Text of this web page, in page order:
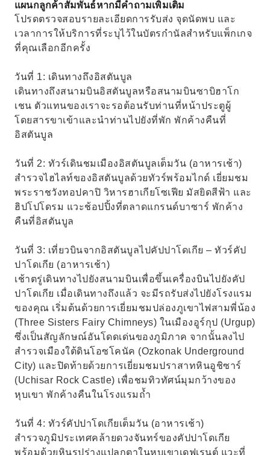
สีขาวและสระน้ำ
แผนกลูกค้าสัมพันธ์หากมีคำถามเพิ่มเติม
โปรดตรวจสอบรายละเอียดการรับส่ง จุดนัดพบ และ
เวลาการให้บริการที่ระบุไว้ในบัตรกำนัลสำหรับแพ็กเกจ
ที่คุณเลือกอีกครั้ง
วันที่ 1: เดินทางถึงอิสตันบูล
เดินทางถึงสนามบินอิสตันบูลหรือสนามบินซาบิฮาโก
เชน ตัวแทนของเราจะรอต้อนรับท่านที่หน้าประตูผู้
โดยสารขาเข้าและนำท่านไปยังที่พัก พักค้างคืนที่
อิสตันบูล
วันที่ 2: ทัวร์เดินชมเมืองอิสตันบูลเต็มวัน (อาหารเช้า)
สำรวจไฮไลท์ของอิสตันบูลด้วยทัวร์พร้อมไกด์ เยี่ยมชม
พระราชวังทอปคาปิ วิหารฮาเกียโซเฟีย มัสยิดสีฟ้า และ
ฮิปโปโดรม แวะช้อปปิ้งที่ตลาดแกรนด์บาซาร์ พักค้าง
คืนที่อิสตันบูล
วันที่ 3: เที่ยวบินจากอิสตันบูลไปคัปปาโดเกีย – ทัวร์คัป
ปาโดเกีย (อาหารเช้า)
เช้าตรู่เดินทางไปยังสนามบินเพื่อขึ้นเครื่องบินไปยังคัป
ปาโดเกีย เมื่อเดินทางถึงแล้ว จะมีรถรับส่งไปยังโรงแรม
ของคุณ เริ่มต้นด้วยการเยี่ยมชมปล่องภูเขาไฟสามพี่น้อง
(Three Sisters Fairy Chimneys) ในเมืองอูร์กุป (Urgup)
ซึ่งเป็นสัญลักษณ์อันโดดเด่นของภูมิภาค จากนั้นลงไป
สำรวจเมืองใต้ดินโอซโคนัค (Ozkonak Underground
City) และปิดท้ายด้วยการเยี่ยมชมปราสาทหินอูชิซาร์
(Uchisar Rock Castle) เพื่อชมทิวทัศน์มุมกว้างของ
หุบเขา พักค้างคืนในโรงแรมถ้ำ
วันที่ 4: ทัวร์คัปปาโดเกียเต็มวัน (อาหารเช้า)
สำรวจภูมิประเทศคล้ายดวงจันทร์ของคัปปาโดเกีย
พร้อมด้วยหินรูปร่างแปลกตาในหุบเขาเดฟเรนต์ แวะที่